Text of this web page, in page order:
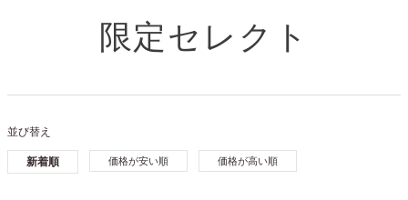
限定セレクト
並び替え
新着順 価格が安い順 価格が高い順